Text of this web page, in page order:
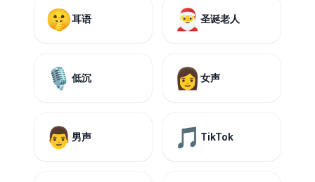
🤫耳语 🎅 圣诞老人
🎙️ 低沉 👩 女声
👨 男声 🎵 TikTok